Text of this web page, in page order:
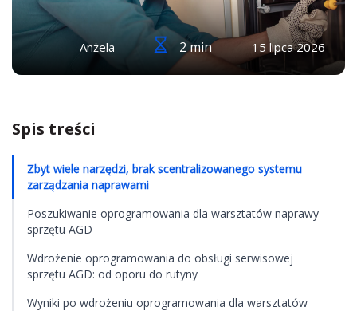
Anżela 2 min 15 lipca 2026
Spis treści
Zbyt wiele narzędzi, brak scentralizowanego systemu
zarządzania naprawami
Poszukiwanie oprogramowania dla warsztatów naprawy
sprzętu AGD
Wdrożenie oprogramowania do obsługi serwisowej
sprzętu AGD: od oporu do rutyny
Wyniki po wdrożeniu oprogramowania dla warsztatów